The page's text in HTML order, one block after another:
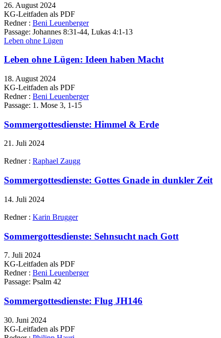
26. August 2024
KG-Leitfaden als PDF
Redner : Beni Leuenberger
Passage: Johannes 8:31-44, Lukas 4:1-13
Leben ohne Lügen
Leben ohne Lügen: Ideen haben Macht
18. August 2024
KG-Leitfaden als PDF
Redner : Beni Leuenberger
Passage: 1. Mose 3, 1-15
Sommergottesdienste: Himmel & Erde
21. Juli 2024
Redner : Raphael Zaugg
Sommergottesdienste: Gottes Gnade in dunkler Zeit
14. Juli 2024
Redner : Karin Brugger
Sommergottesdienste: Sehnsucht nach Gott
7. Juli 2024
KG-Leitfaden als PDF
Redner : Beni Leuenberger
Passage: Psalm 42
Sommergottesdienste: Flug JH146
30. Juni 2024
KG-Leitfaden als PDF